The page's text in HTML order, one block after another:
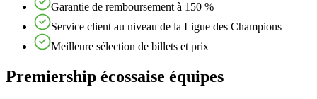
Garantie de remboursement à 150 %
Service client au niveau de la Ligue des Champions
Meilleure sélection de billets et prix
Premiership écossaise équipes